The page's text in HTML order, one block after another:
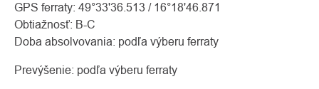
GPS ferraty: 49°33'36.513 / 16°18'46.871
Obtiažnosť: B-C
Doba absolvovania: podľa výberu ferraty
Prevýšenie: podľa výberu ferraty